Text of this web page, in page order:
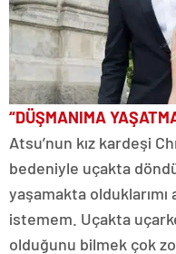
“DÜŞMANIMA
Atsu’nun kız kardeşi
bedeniyle uçakta
yaşamakta
istemem. Uçakta
olduğunu bilmek çok